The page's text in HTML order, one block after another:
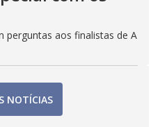
perguntas aos finalistas de A
NOTÍCIAS